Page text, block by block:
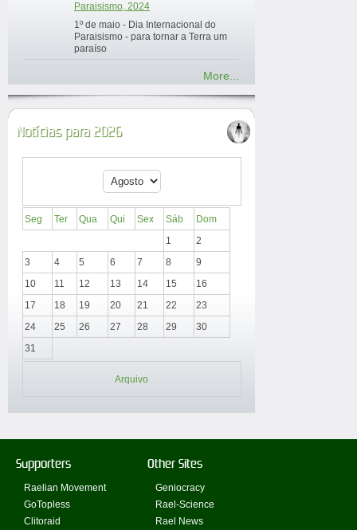
Paraisismo, 2024
1º de maio - Dia Internacional do
Paraisismo - para tornar a Terra um
paraíso
More...
Notícias para 2026
Seg Ter Qua Qui Sex Sáb
Dom
1
2
3
4 5 6 7 8
9
10
11 12 13 14 15
16
17
18 19 20 21 22
23
24
25 26 27 28 29
30
31
Arquivo
Supporters
Raelian Movement
GoTopless
Clitoraid
Other Sites
Geniocracy
Rael-Science
Rael News